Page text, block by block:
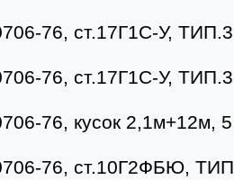
76, ст.17Г1С-У,
76, ст.17Г1С-У,
76, кусок 2,1м+12м,
76, ст.10Г2ФБЮ,